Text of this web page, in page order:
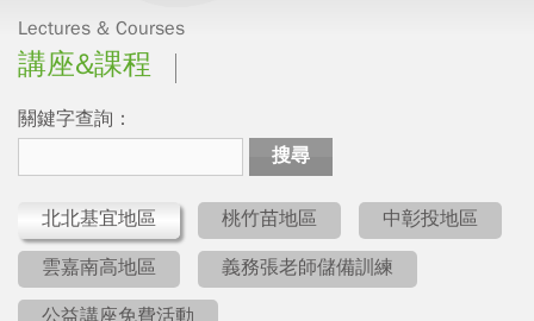
Lectures & Courses
講座&課程
關鍵字查詢：
搜尋
北北基宜地區 桃竹苗地區 中彰投地區
雲嘉南高地區 義務張老師儲備訓練
公益講座免費活動